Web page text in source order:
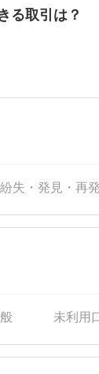
る取引は？
紛失・発見・再
未利用